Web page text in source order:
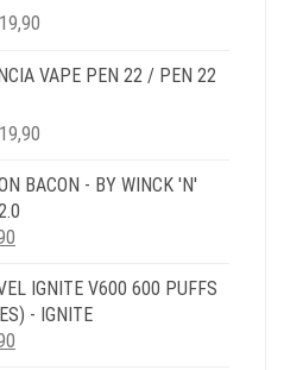
É:
R$ 29,90
VAPE PEN 22 / PEN 22
R$ 29,90
BACON - BY WINCK 'N'
ATUAL
É:
IGNITE V600 600 PUFFS
- IGNITE